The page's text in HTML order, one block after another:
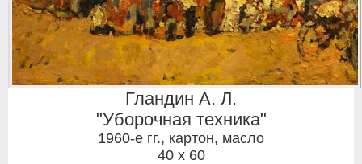
Гландин А. Л.
"Уборочная техника"
1960-е гг., картон, масло
40 x 60